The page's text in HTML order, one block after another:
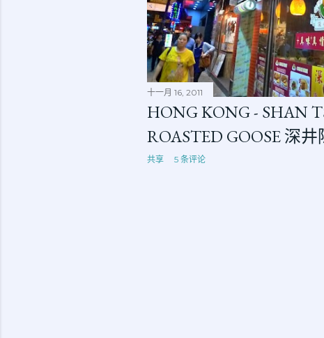
十一月 16, 2011
HONG KONG - SHAN
ROASTED GOOSE 深
共享 5 条评论